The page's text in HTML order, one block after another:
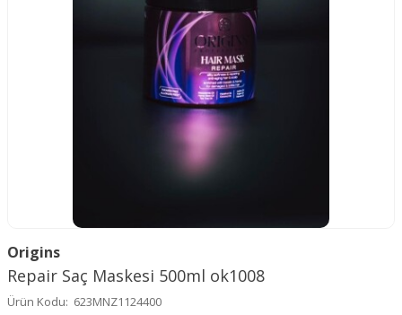
Origins
Repair Saç Maskesi 500ml ok1008
Ürün Kodu: 623MNZ1124400